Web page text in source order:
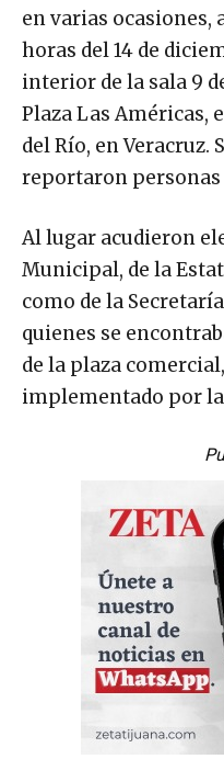
en varias ocasiones,
horas del 14 de
interior de la sala 9
Plaza Las Américas,
del Río, en Veracruz.
reportaron personas
Al lugar acudieron
Municipal, de la
como de la
quienes se
de la plaza
implementado por